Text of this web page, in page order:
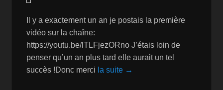
Il y a exactement un an je postais la première
vidéo sur la chaîne:
https://youtu.be/lTLFjezORno J’étais loin de
penser qu’un an plus tard elle aurait un tel
succès !Donc merci la suite →